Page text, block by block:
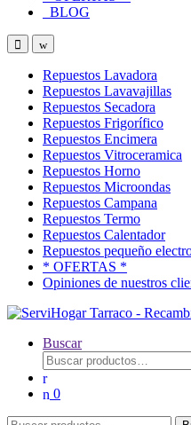
BLOG
OpenClose
Repuestos Lavadora
Repuestos Lavavajillas
Repuestos Secadora
Repuestos Frigorífico
Repuestos Encimera
Repuestos Vitroceramica
Repuestos Horno
Repuestos Microondas
Repuestos Campana
Repuestos Termo
Repuestos Calentador
Repuestos pequeño
* OFERTAS *
Opiniones de nuestros
Buscar
Buscar
por:
0